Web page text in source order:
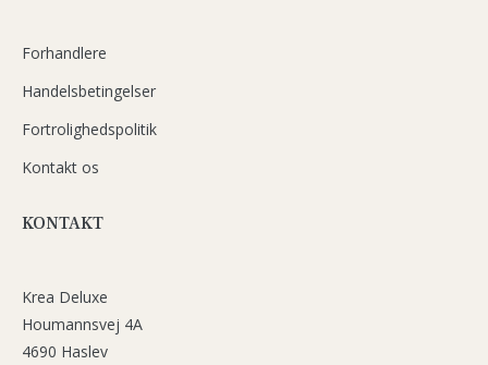
Forhandlere
Handelsbetingelser
Fortrolighedspolitik
Kontakt os
KONTAKT
Krea Deluxe
Houmannsvej 4A
4690 Haslev